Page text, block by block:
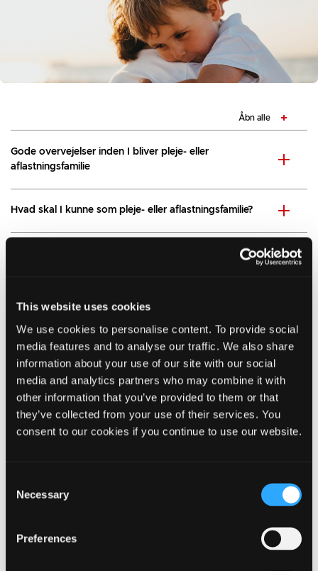
This website uses cookies
We use cookies to personalise content. To provide social
media features and to analyse our traffic. We also share
information about your use of our site with our social
media and analytics partners who may combine it with
other information that you’ve provided to them or that
they’ve collected from your use of their services. You
consent to our cookies if you continue to use our website.
Selection
Necessary
Preferences
Åbn alle
Gode overvejelser inden I bliver pleje- eller
aflastningsfamilie
Hvad skal I kunne som pleje- eller aflastningsfamilie?
Forskellige typer af opgaver
Kontaktoplysninger
Egne børn i plejefamilier
Kontakt
Lena Troldborg